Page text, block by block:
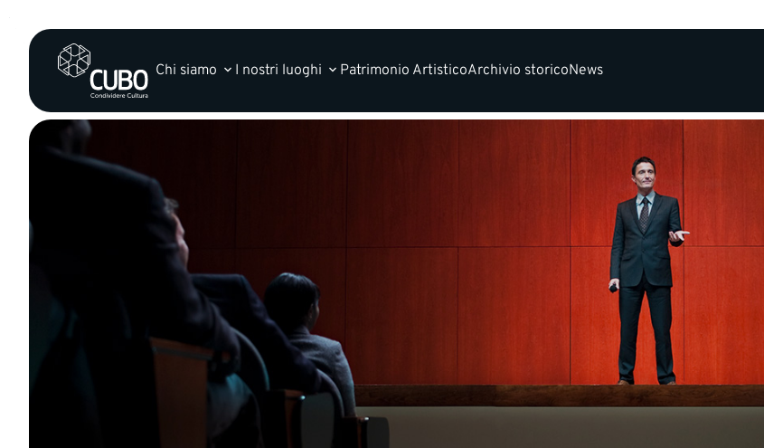
Chi siamo I nostri luoghi Patrimonio ArtisticoArchivio storicoNews